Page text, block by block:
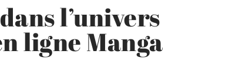
l’univers
ligne Manga